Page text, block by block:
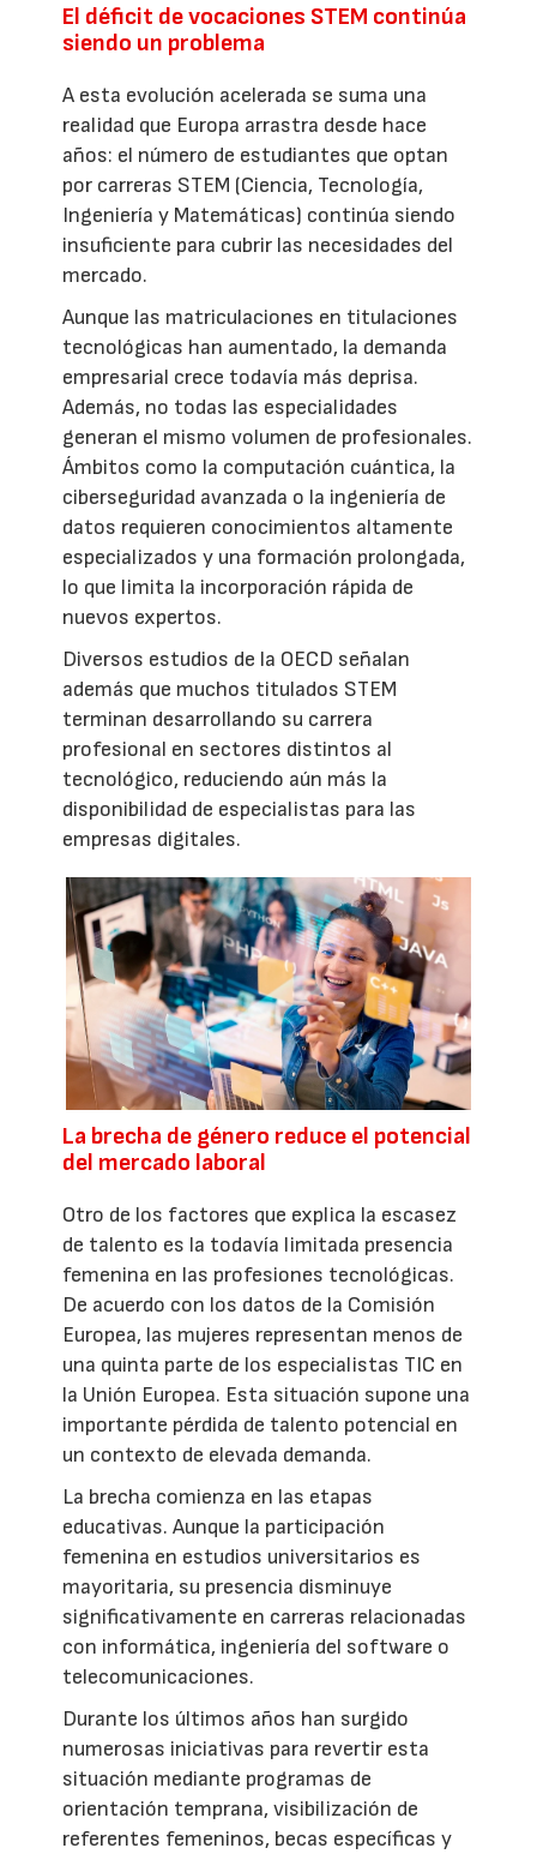
El déficit de vocaciones STEM continúa
siendo un problema
A esta evolución acelerada se suma una
realidad que Europa arrastra desde hace
años: el número de estudiantes que optan
por carreras STEM (Ciencia, Tecnología,
Ingeniería y Matemáticas) continúa siendo
insuficiente para cubrir las necesidades del
mercado.
Aunque las matriculaciones en titulaciones
tecnológicas han aumentado, la demanda
empresarial crece todavía más deprisa.
Además, no todas las especialidades
generan el mismo volumen de profesionales.
Ámbitos como la computación cuántica, la
ciberseguridad avanzada o la ingeniería de
datos requieren conocimientos altamente
especializados y una formación prolongada,
lo que limita la incorporación rápida de
nuevos expertos.
Diversos estudios de la OECD señalan
además que muchos titulados STEM
terminan desarrollando su carrera
profesional en sectores distintos al
tecnológico, reduciendo aún más la
disponibilidad de especialistas para las
empresas digitales.
La brecha de género reduce el potencial
del mercado laboral
Otro de los factores que explica la escasez
de talento es la todavía limitada presencia
femenina en las profesiones tecnológicas.
De acuerdo con los datos de la Comisión
Europea, las mujeres representan menos de
una quinta parte de los especialistas TIC en
la Unión Europea. Esta situación supone una
importante pérdida de talento potencial en
un contexto de elevada demanda.
La brecha comienza en las etapas
educativas. Aunque la participación
femenina en estudios universitarios es
mayoritaria, su presencia disminuye
significativamente en carreras relacionadas
con informática, ingeniería del software o
telecomunicaciones.
Durante los últimos años han surgido
numerosas iniciativas para revertir esta
situación mediante programas de
orientación temprana, visibilización de
referentes femeninos, becas específicas y